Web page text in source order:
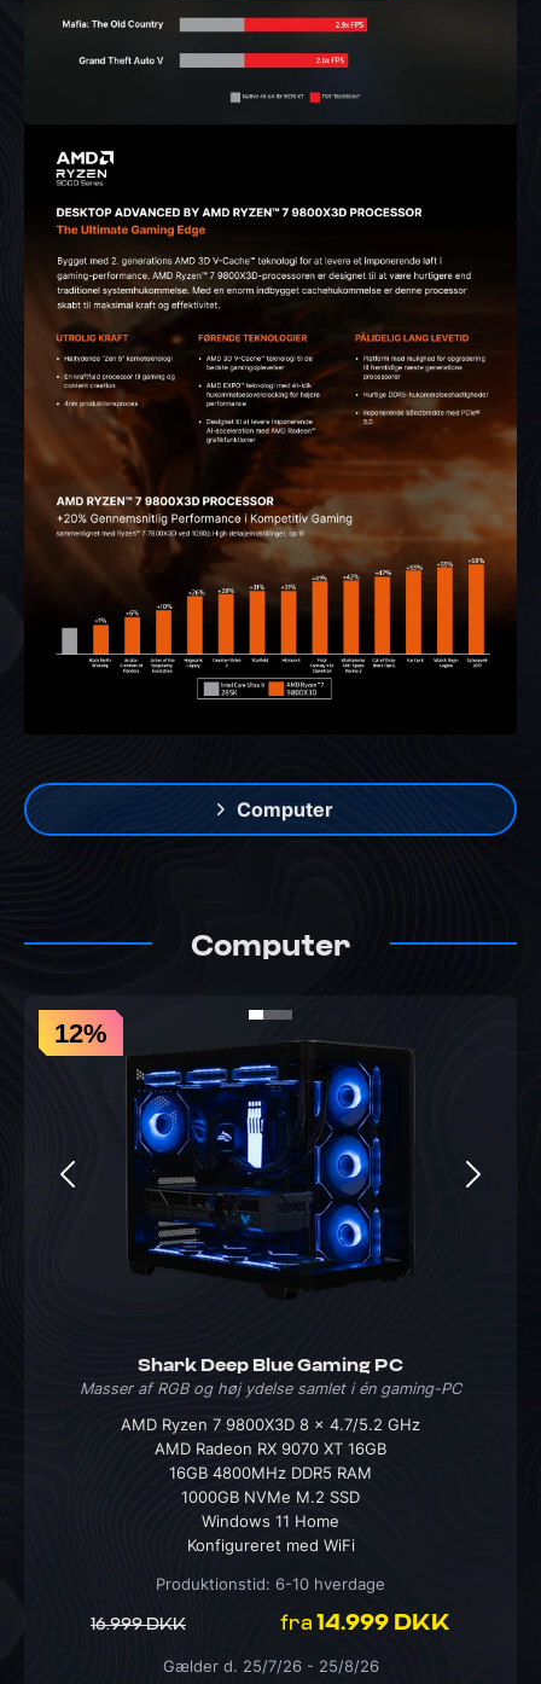
Computer
Computer
12%
Shark Deep Blue Gaming PC
Masser af RGB og høj ydelse samlet i én gaming-PC
AMD Ryzen 7 9800X3D 8 x 4.7/5.2 GHz
AMD Radeon RX 9070 XT 16GB
16GB 4800MHz DDR5 RAM
1000GB NVMe M.2 SSD
Windows 11 Home
Konfigureret med WiFi
16.999 DKK fra 14.999 DKK
Produktionstid: 6-10 hverdage
Gælder d. 25/7/26 - 25/8/26